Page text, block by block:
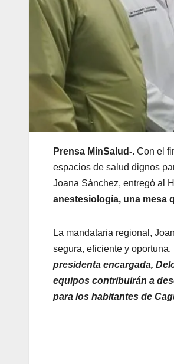
Prensa MinSalud-. Con el
espacios de salud dignos
Joana Sánchez, entregó al
anestesiología, una mesa
La mandataria regional,
segura, eficiente y oportuna.
presidenta encargada,
equipos contribuirán a
para los habitantes de